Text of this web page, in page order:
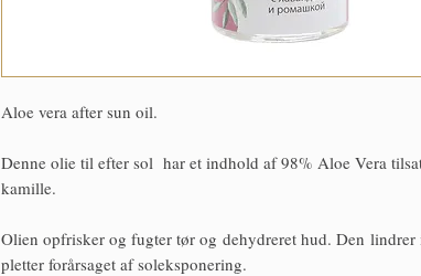
Aloe vera after sun oil.
Denne olie til efter sol har et indhold af 98% Aloe Vera
kamille.
Olien opfrisker og fugter tør og dehydreret hud. Den
pletter forårsaget af soleksponering.